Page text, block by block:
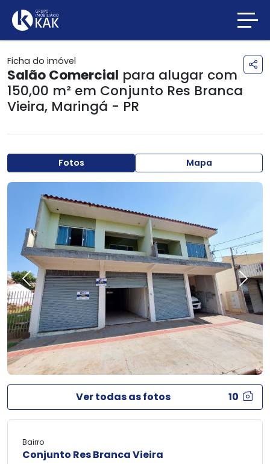
Ficha do imóvel
Salão Comercial para alugar com
150,00 m² em Conjunto Res Branca
Vieira, Maringá - PR
Fotos Mapa
Previous Next
Ver todas as fotos 10
Bairro
Conjunto Res Branca Vieira